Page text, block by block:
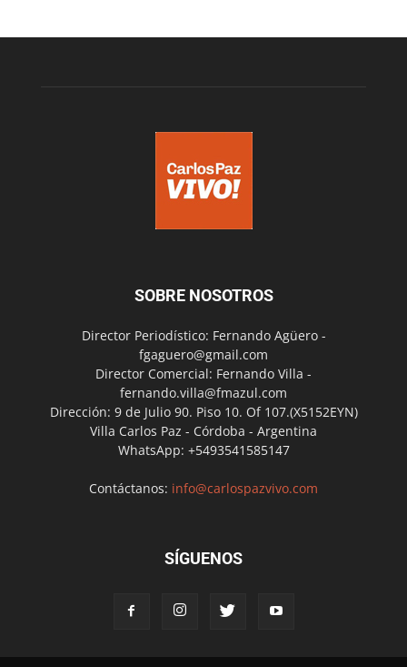
SOBRE NOSOTROS
Director Periodístico: Fernando Agüero -
fgaguero@gmail.com
Director Comercial: Fernando Villa -
fernando.villa@fmazul.com
Dirección: 9 de Julio 90. Piso 10. Of 107.(X5152EYN)
Villa Carlos Paz - Córdoba - Argentina
WhatsApp: +5493541585147
Contáctanos: info@carlospazvivo.com
SÍGUENOS